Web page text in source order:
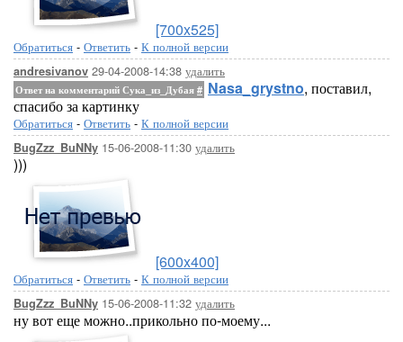
[700x525]
Обратиться - Ответить - К полной версии
andresivanov 29-04-2008-14:38 удалить
Ответ на комментарий Сука_из_Дубая # Nasa_grystno, поставил,
спасибо за картинку
Обратиться - Ответить - К полной версии
BugZzz_BuNNy 15-06-2008-11:30 удалить
)))
[600x400]
Обратиться - Ответить - К полной версии
BugZzz_BuNNy 15-06-2008-11:32 удалить
ну вот еще можно..прикольно по-моему...